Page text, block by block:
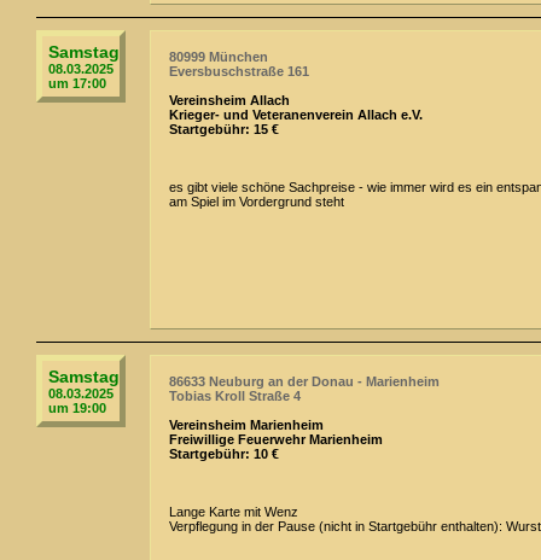
Samstag
08.03.2025
um 17:00
80999 München
Eversbuschstraße 161
Vereinsheim Allach
Krieger- und Veteranenverein Allach e.V.
Startgebühr: 15 €
es gibt viele schöne Sachpreise - wie immer wird es ein
am Spiel im Vordergrund steht
Samstag
08.03.2025
um 19:00
86633 Neuburg an der Donau - Marienheim
Tobias Kroll Straße 4
Vereinsheim Marienheim
Freiwillige Feuerwehr Marienheim
Startgebühr: 10 €
Lange Karte mit Wenz
Verpflegung in der Pause (nicht in Startgebühr enthalten):